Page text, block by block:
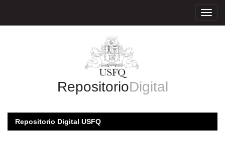
RepositorioDigital
Repositorio Digital USFQ